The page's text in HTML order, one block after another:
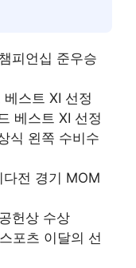
피언십 준우승
스트 XI 선정
베스트 XI 선정
식 왼쪽 수비수
전 경기 MOM
헌상 수상
포츠 이달의 선